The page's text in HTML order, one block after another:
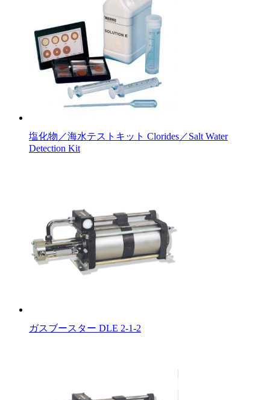
塩化物／海水テストキット Clorides／Salt Water
Detection Kit
ガスブースター DLE 2-1-2